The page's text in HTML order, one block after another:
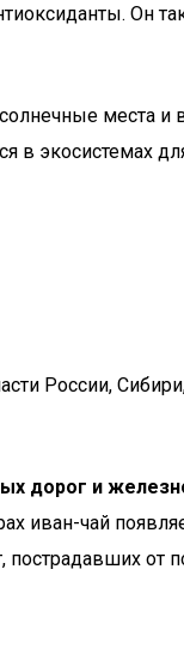
Он
места
в экосистемах
России,
дорог и
иван-чай
от